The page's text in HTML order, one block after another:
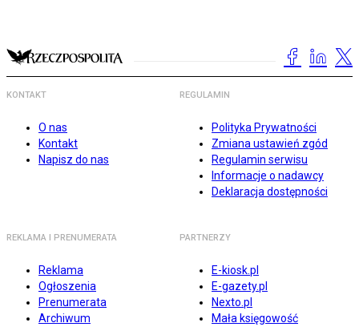
KONTAKT
O nas
Kontakt
Napisz do nas
REGULAMIN
Polityka Prywatności
Zmiana ustawień zgód
Regulamin serwisu
Informacje o nadawcy
Deklaracja dostępności
REKLAMA I PRENUMERATA
Reklama
Ogłoszenia
Prenumerata
Archiwum
PARTNERZY
E-kiosk.pl
E-gazety.pl
Nexto.pl
Mała księgowość